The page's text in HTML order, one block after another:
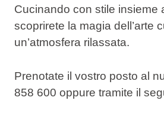
Cucinando con stile insieme
scoprirete la magia dell’arte
un’atmosfera rilassata.
Prenotate il vostro posto al
858 600 oppure tramite il